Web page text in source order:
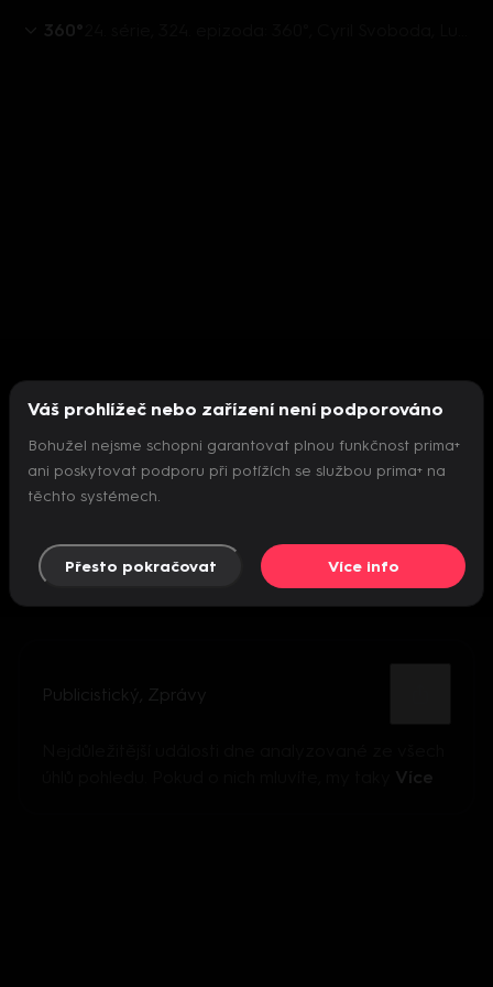
360°
Nepodařilo se inicializovat přehrávač
Publicistický Zprávy
Více
Váš prohlížeč nebo zařízení není podporováno
Bohužel nejsme schopni garantovat plnou funkčnost prima+
ani poskytovat podporu při potížích se službou prima+ na
těchto systémech.
Přesto pokračovat Více info